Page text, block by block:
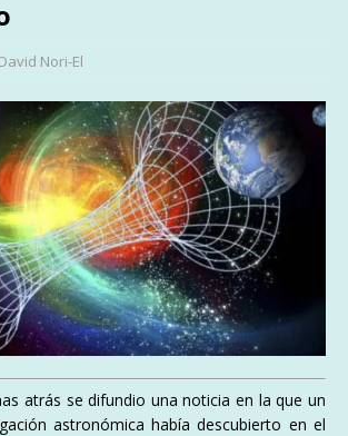
David Nori-El
atrás se difundio una noticia en la que un
astronómica había descubierto en el